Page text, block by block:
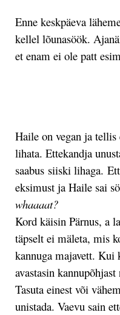
Enne keskpäeva
kellel lõunasöök.
et enam ei ole patt
Haile on vegan ja
lihata. Ettekandja
saabus siiski lihaga.
eksimust ja Haile sai
whaaaat?
Kord käisin Pärnus, a
täpselt ei mäleta, mis
kannuga majavett. Kui
avastasin
Tasuta einest või
unistada. Vaevu sain